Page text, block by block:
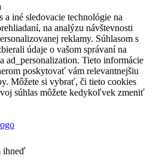
a iné sledovacie technológie na
na analýzu návštevnosti
reklamy. Súhlasom s
údaje o vašom správaní na
ad_personalization. Tieto informácie
poskytovať vám relevantnejšiu
Môžete si vybrať, či tieto cookies
súhlas môžete kedykoľvek zmeniť
ihneď